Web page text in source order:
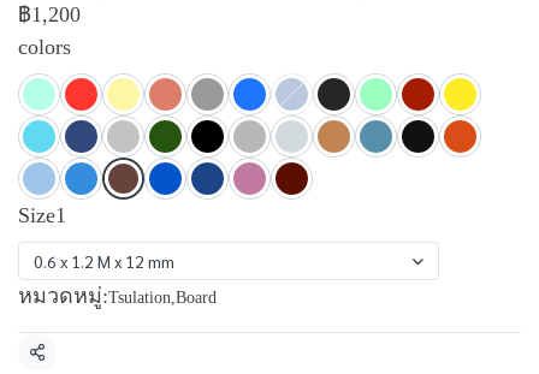
฿1,200
colors
Size1
0.6 x 1.2 M x 12 mm
หมวดหมู่:Tsulation,Board
แชร์